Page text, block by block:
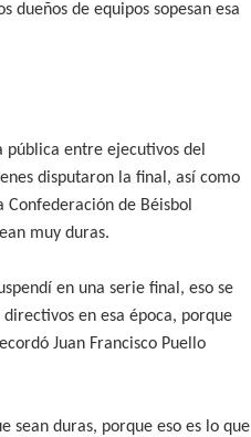
dueños de equipos sopesan esa
pública entre ejecutivos del
disputaron la final, así como
de Béisbol
muy duras.
en una serie final, eso se
en esa época, porque
Juan Francisco Puello
sean duras, porque eso es lo que